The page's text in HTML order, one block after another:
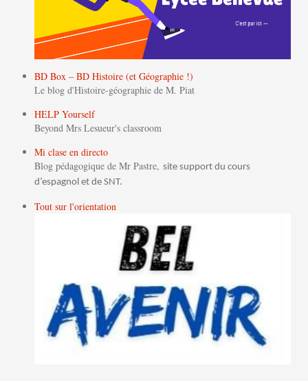
BD Box – BD Histoire (et Géographie !)
Le blog d'Histoire-géographie de M. Piat
HELP Yourself
Beyond Mrs Lesueur's classroom
Mi clase en directo
Blog pédagogique de Mr Pastre, site support du cours
d’espagnol et de SNT.
Tout sur l'orientation